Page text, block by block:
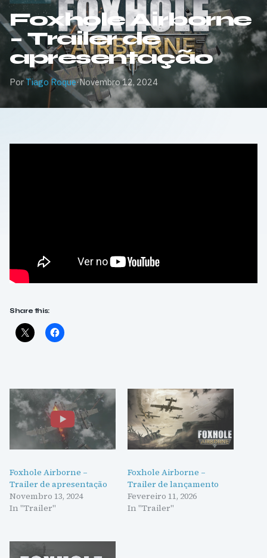
Foxhole Airborne
– Trailer de
apresentação
PorTiago Roque·Novembro 12, 2024
Share this:
Foxhole Airborne –
Trailer de apresentação
Novembro 13, 2024
In "Trailer"
Foxhole Airborne –
Trailer de lançamento
Fevereiro 11, 2026
In "Trailer"